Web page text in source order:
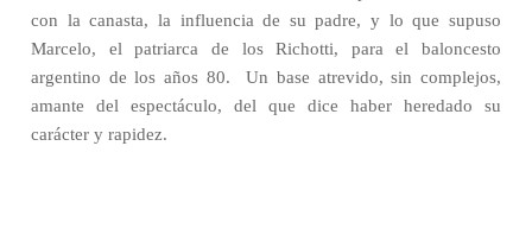
con la canasta, la influencia de su padre, y lo que supuso
Marcelo, el patriarca de los Richotti, para el baloncesto
argentino de los años 80.
Un base atrevido, sin complejos,
amante del espectáculo, del que dice haber heredado su
carácter y rapidez.